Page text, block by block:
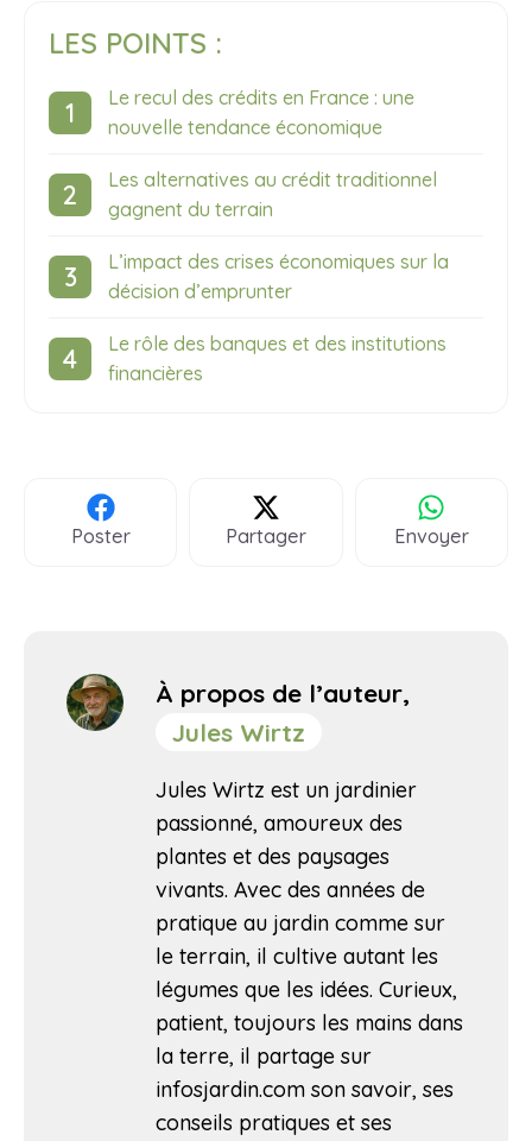
LES POINTS :
Le recul des crédits en France : une
nouvelle tendance économique
Les alternatives au crédit traditionnel
gagnent du terrain
L’impact des crises économiques sur la
décision d’emprunter
Le rôle des banques et des institutions
financières
Poster Partager Envoyer
À propos de l’auteur,
Jules Wirtz
Jules Wirtz est un jardinier
passionné, amoureux des
plantes et des paysages
vivants. Avec des années de
pratique au jardin comme sur
le terrain, il cultive autant les
légumes que les idées. Curieux,
patient, toujours les mains dans
la terre, il partage sur
infosjardin.com son savoir, ses
conseils pratiques et ses